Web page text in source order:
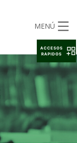
MENÚ
ACCESOS
RAPIDOS